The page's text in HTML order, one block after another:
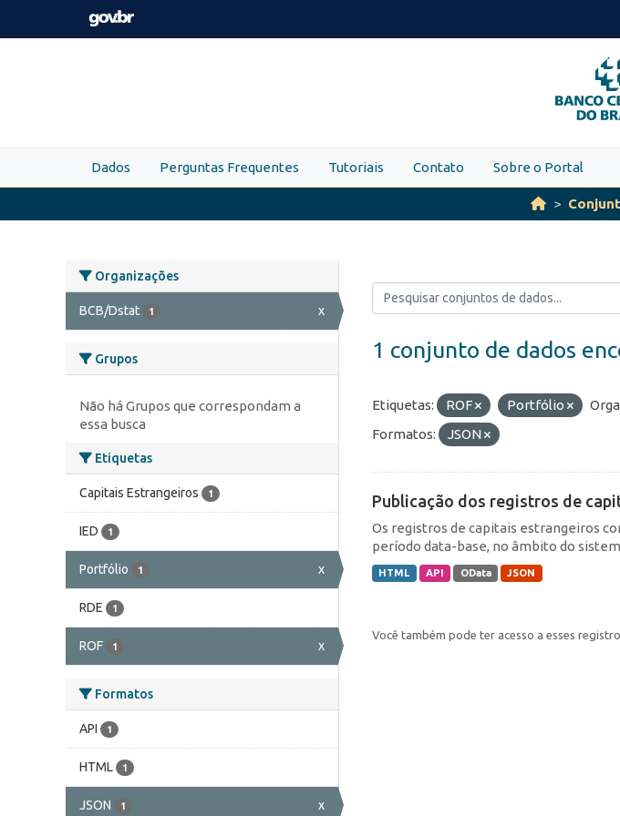
Skip to main content
O
Dados Perguntas Frequentes Tutoriais Contato Sobre o Portal
Organizações
BCB/Dstat 1 x
Grupos
Não há Grupos que correspondam a
essa busca
Etiquetas
Capitais Estrangeiros 1
IED 1
Portfólio 1 x
RDE 1
ROF 1 x
Formatos
API 1
HTML 1
JSON 1 x
1 conjunto de dados
Etiquetas: ROF Portfólio
Formatos:
JSON
Publicação dos registros de
Os registros de capitais estrangeiros
período data-base, no âmbito do
HTML API OData JSON
Você também pode ter acesso a esses